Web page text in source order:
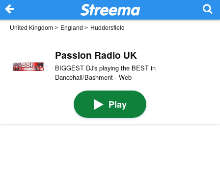
United Kingdom > England > Huddersfield
Passion Radio UK
BIGGEST DJ's playing the BEST in
Dancehall/Bashment · Web
Play